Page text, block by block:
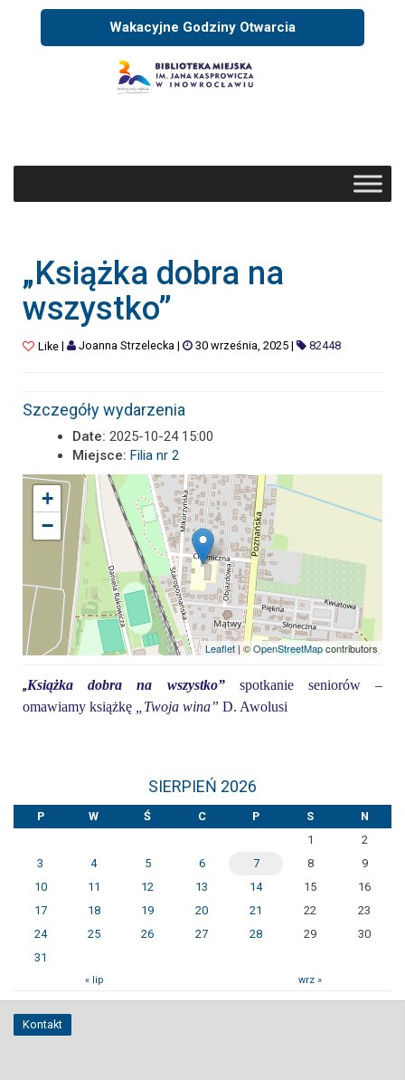
Wakacyjne Godziny Otwarcia
„Książka dobra na
wszystko”
Like| Joanna Strzelecka | 30 września, 2025| 82448
Szczegóły wydarzenia
Date: 2025-10-24 15:00
Miejsce: Filia nr 2
+
−
Leaflet | ©OpenStreetMapcontributors
„Książka dobra na wszystko”spotkanie seniorów –
omawiamy książkę
Twoja wina” D. Awolusi
SIERPIEŃ 2026
P W Ś C P S
N
1
2
3
4 5 6 7 8
9
10
11 12 13 14 15
16
17
18 19 20 21 22
23
24
25 26 27 28 29
30
31
« lip wrz »
Kontakt